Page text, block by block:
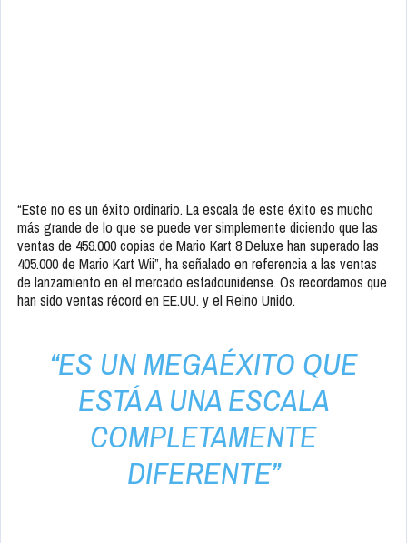
“Este no es un éxito ordinario. La escala de este éxito es mucho
más grande de lo que se puede ver simplemente diciendo que las
ventas de 459.000 copias de Mario Kart 8 Deluxe han superado las
405.000 de Mario Kart Wii”, ha señalado en referencia a las ventas
de lanzamiento en el mercado estadounidense. Os recordamos que
han sido ventas récord en EE.UU. y el Reino Unido.
“ES UN MEGAÉXITO QUE
ESTÁ A UNA ESCALA
COMPLETAMENTE
DIFERENTE”